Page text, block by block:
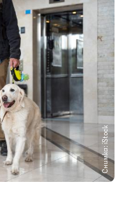
Снимка: iStock